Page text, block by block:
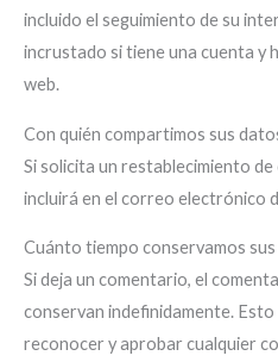
incluido el seguimiento de su
incrustado si tiene una cuenta y
web.
Con quién compartimos sus
Si solicita un restablecimiento
incluirá en el correo electrónico
Cuánto tiempo conservamos
Si deja un comentario, el
conservan indefinidamente.
reconocer y aprobar cualquier